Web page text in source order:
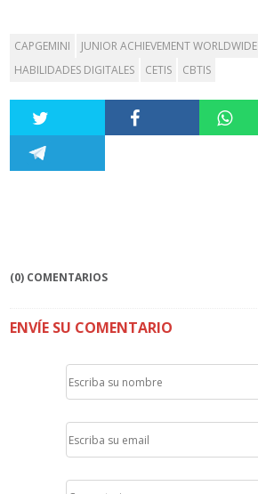
CAPGEMINI
JUNIOR ACHIEVEMENT WORLDWIDE
HABILIDADES DIGITALES
CETIS CBTIS
(0) COMENTARIOS
ENVÍE SU COMENTARIO